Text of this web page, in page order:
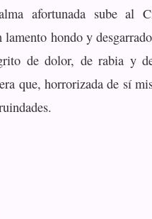
afortunada sube al
lamento hondo y
de dolor, de rabia y
que, horrorizada de sí